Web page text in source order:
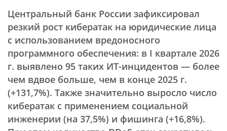
Центральный банк России зафиксировал
резкий рост кибератак на юридические лица
с использованием вредоносного
программного обеспечения: в I квартале 2026
г. выявлено 95 таких ИТ-инцидентов — более
чем вдвое больше, чем в конце 2025 г.
(+131,7%). Также значительно выросло число
кибератак с применением социальной
инженерии (на 37,5%) и фишинга (+16,8%).